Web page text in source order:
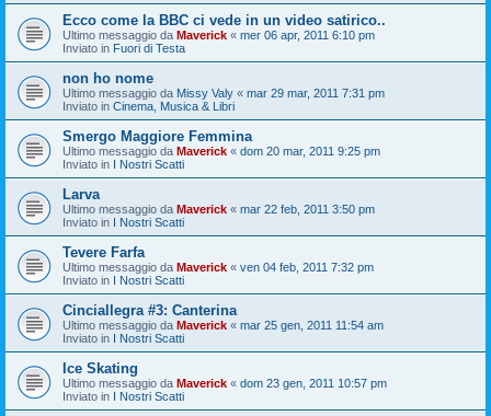
Ecco come la BBC ci vede in un video satirico..
Ultimo messaggio da Maverick « mer 06 apr, 2011 6:10 pm
Inviato in Fuori di Testa
non ho nome
Ultimo messaggio da Missy Valy « mar 29 mar, 2011 7:31 pm
Inviato in Cinema, Musica & Libri
Smergo Maggiore Femmina
Ultimo messaggio da Maverick « dom 20 mar, 2011 9:25 pm
Inviato in I Nostri Scatti
Larva
Ultimo messaggio da Maverick « mar 22 feb, 2011 3:50 pm
Inviato in I Nostri Scatti
Tevere Farfa
Ultimo messaggio da Maverick « ven 04 feb, 2011 7:32 pm
Inviato in I Nostri Scatti
Cinciallegra #3: Canterina
Ultimo messaggio da Maverick « mar 25 gen, 2011 11:54 am
Inviato in I Nostri Scatti
Ice Skating
Ultimo messaggio da Maverick « dom 23 gen, 2011 10:57 pm
Inviato in I Nostri Scatti